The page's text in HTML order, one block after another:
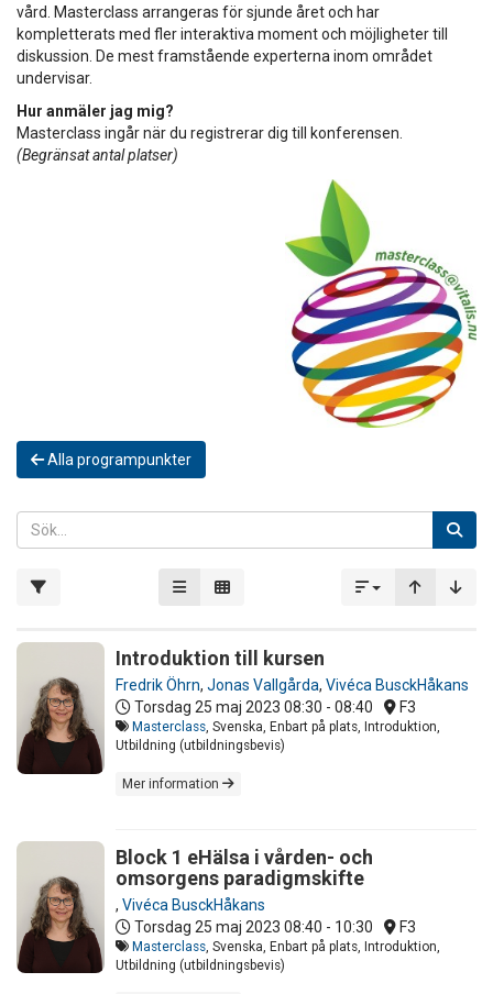
vård. Masterclass arrangeras för sjunde året och har
kompletterats med fler interaktiva moment och möjligheter till
diskussion. De mest framstående experterna inom området
undervisar.
Hur anmäler jag mig?
Masterclass ingår när du registrerar dig till konferensen.
(Begränsat antal platser)
Alla programpunkter
Introduktion till kursen
Fredrik Öhrn, Jonas Vallgårda, Vivéca BusckHåkans
Torsdag 25 maj 2023 08:30 - 08:40 F3
Masterclass, Svenska, Enbart på plats, Introduktion,
Utbildning (utbildningsbevis)
Mer information
Block 1 eHälsa i vården- och
omsorgens paradigmskifte
, Vivéca BusckHåkans
Torsdag 25 maj 2023 08:40 - 10:30 F3
Masterclass, Svenska, Enbart på plats, Introduktion,
Utbildning (utbildningsbevis)